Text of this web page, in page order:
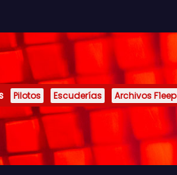
Pilotos Escuderías Archivos F1eep